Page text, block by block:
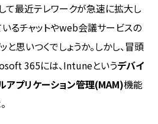
て最近テレワークが急速に拡大し
るチャットやweb会議サービスの
思いつくでしょうか。しかし、冒頭
365には、Intuneというデバイ
アプリケーション管理(MAM)機能